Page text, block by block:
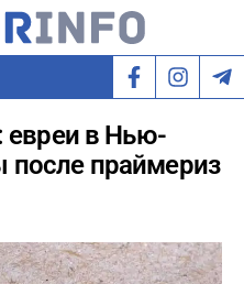
евреи в Нью-
праймериз